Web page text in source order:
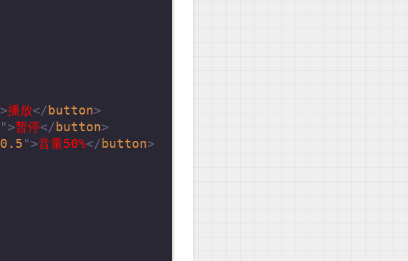
>播放</ button>
">暂停</ button>
0.5">音量50%</ button>